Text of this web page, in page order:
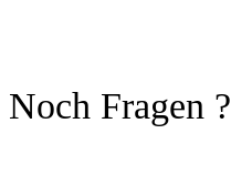
Noch Fragen ?